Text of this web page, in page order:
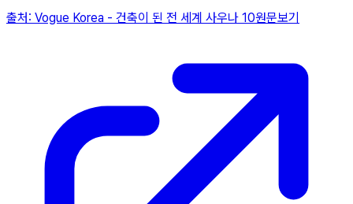
출처: Vogue Korea - 건축이 된 전 세계 사우나 10원문보기